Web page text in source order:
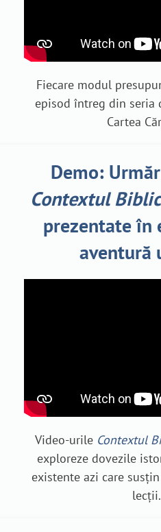
Fiecare modul
episod întreg din seria
Cartea
Demo:
Contextul Biblic
prezentate în
aventură
Video-urileContextul
exploreze dovezile
existente azi care
lecții.